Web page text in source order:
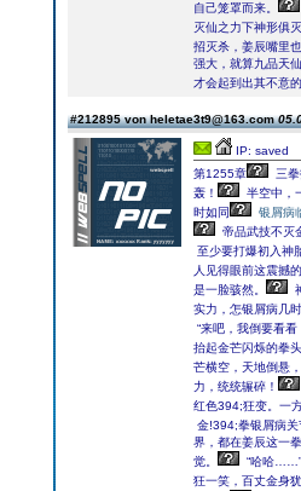
自己笼罩而来。
灭仙之力下神形俱
招灭杀，姜辰嘴里
强大，就算九品天
才会起到出其不意
#212895 von heletae3t9@163.com
IP: saved
第1255章
三
轰！
半空中，
时如同
银屑病
帝品武技不灭
至少要打爆初入神
人见得眼前这震撼
是一脸骇然。
实力，怎银屑病几
“来吧，我倒要看
抬起金芒闪烁的拳
芒横空，天地倒悬
力，统统辗碎！
红色394;狂变。一
金!394;拳银屑病关
界，都在姜辰这一
觉。
“哈哈……”
狂一笑，百丈金身